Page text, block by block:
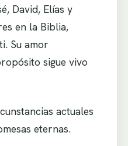
David, Elías y
en la Biblia,
Su amor
sigue vivo
actuales
eternas.